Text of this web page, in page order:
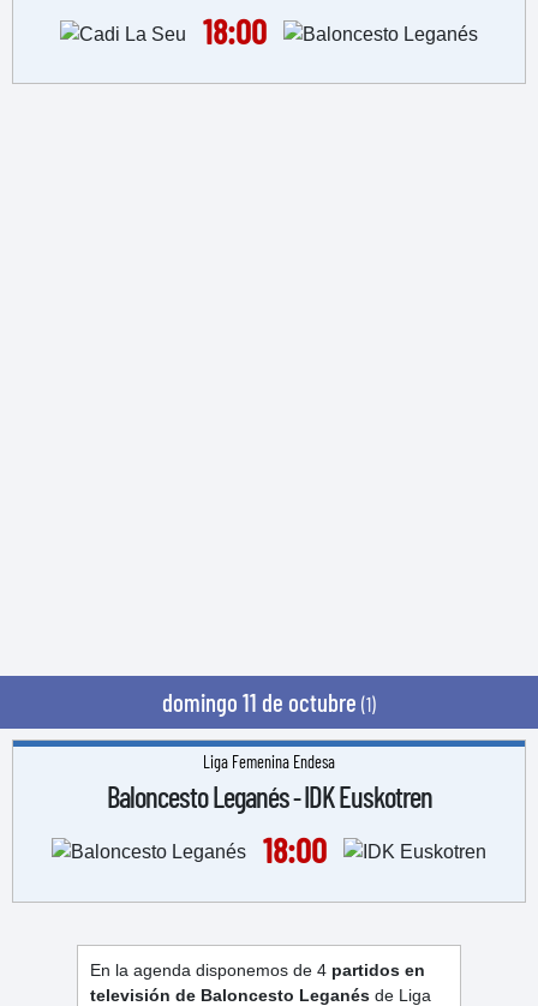
18:00
domingo 11 de octubre (1)
Liga Femenina Endesa
Baloncesto Leganés-IDK Euskotren
18:00
En la agenda disponemos de 4 partidos en
televisión de Baloncesto Leganés de Liga